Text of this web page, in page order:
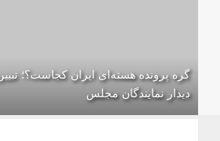
گره پرونده‌ هسته‌ای ایران کجاست؟؛
دیدار نمایندگان مجلس